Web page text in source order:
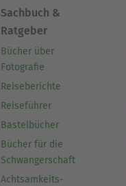
Sachbuch &
Ratgeber
Bücher über
Fotografie
Reiseberichte
Reiseführer
Bastelbücher
Bücher für die
Schwangerschaft
Achtsamkeits-